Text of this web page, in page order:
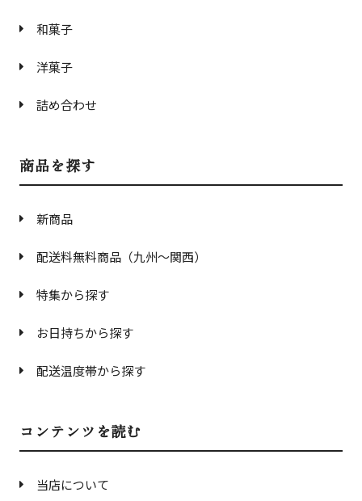
和菓子
洋菓子
詰め合わせ
商品を探す
新商品
配送料無料商品（九州〜関西）
特集から探す
お日持ちから探す
配送温度帯から探す
コンテンツを読む
当店について